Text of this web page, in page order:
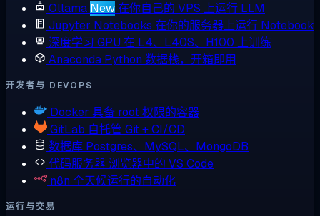
Ollama New在你自己的 VPS 上运行 LLM
Jupyter Notebooks 在你的服务器上运行 Notebook
深度学习 GPU 在 L4、L40S、H100 上训练
Anaconda Python 数据栈，开箱即用
开发者与 DEVOPS
Docker 具备 root 权限的容器
GitLab 自托管 Git + CI/CD
数据库 Postgres、MySQL、MongoDB
代码服务器 浏览器中的 VS Code
n8n 全天候运行的自动化
运行与交易